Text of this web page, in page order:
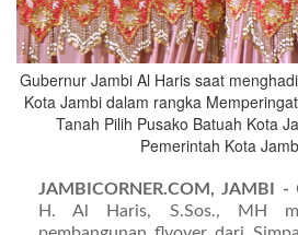
Gubernur Jambi Al Haris saat
Kota Jambi dalam rangka
Tanah Pilih Pusako Batuah Kota
Pemerintah Kota
JAMBICORNER.COM, JAMBI -
H. Al Haris, S.Sos., MH